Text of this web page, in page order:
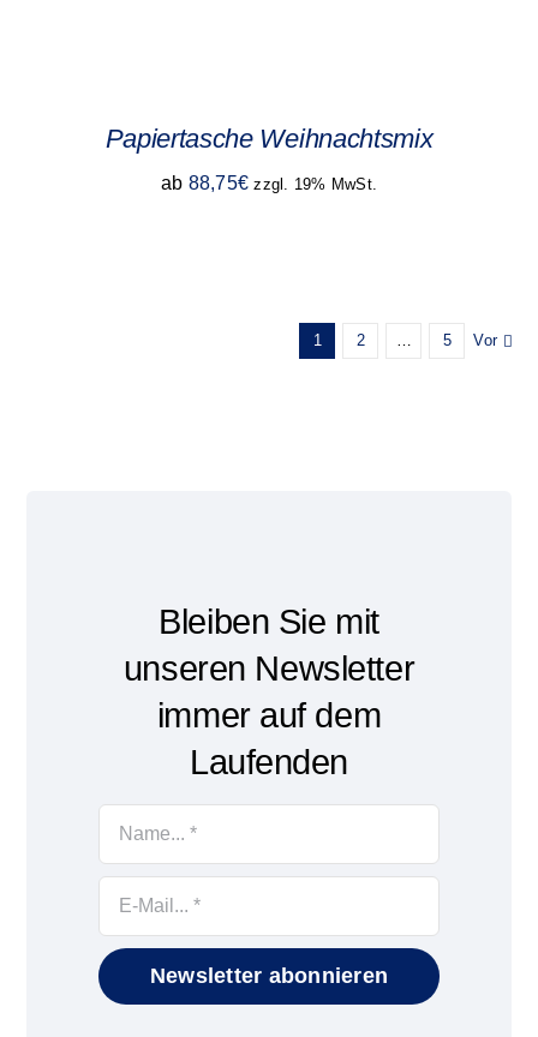
Papiertasche Weihnachtsmix
ab 88,75€ zzgl. 19% MwSt.
1 2 … 5 Vor
Bleiben Sie mit
unseren Newsletter
immer auf dem
Laufenden
Newsletter abonnieren